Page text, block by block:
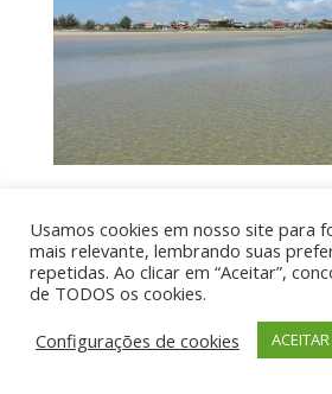
Por aí de Barraca - direitos
por UIA WEB
Usamos cookies em nosso site para
mais relevante, lembrando suas
repetidas. Ao clicar em “Aceitar”,
de TODOS os cookies.
Configurações de cookies
ACEITAR